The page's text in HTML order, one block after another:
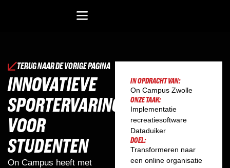
TERUG NAAR DE VORIGE PAGINA
INNOVATIEVE
SPORTERVARING
VOOR
STUDENTEN
On Campus heeft met
IN OPDRACHT VAN:
On Campus Zwolle
ONZE TAAK:
Implementatie
recreatiesoftware
Dataduiker
DOEL:
Transformeren naar
een online organisatie